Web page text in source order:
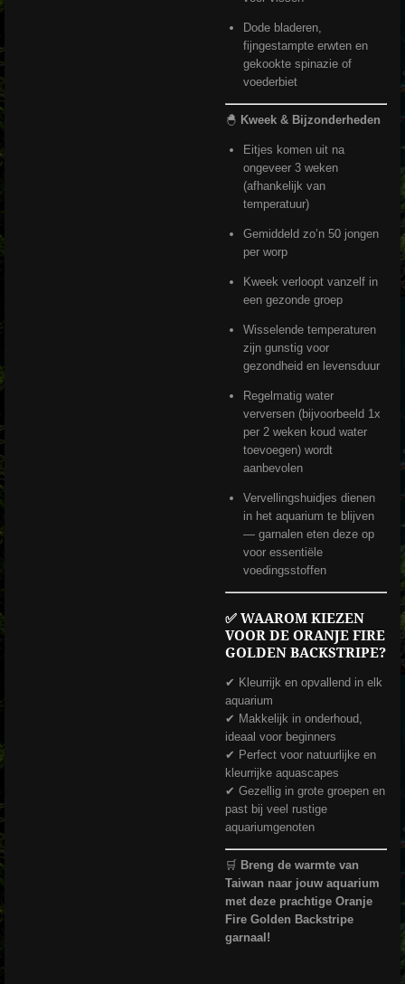
Dode bladeren,
fijngestampte erwten en
gekookte spinazie of
voederbiet
🐣 Kweek & Bijzonderheden
Eitjes komen uit na
ongeveer 3 weken
(afhankelijk van
temperatuur)
Gemiddeld zo’n 50 jongen
per worp
Kweek verloopt vanzelf in
een gezonde groep
Wisselende temperaturen
zijn gunstig voor
gezondheid en levensduur
Regelmatig water
verversen (bijvoorbeeld 1x
per 2 weken koud water
toevoegen) wordt
aanbevolen
Vervellingshuidjes dienen
in het aquarium te blijven
— garnalen eten deze op
voor essentiële
voedingsstoffen
✅ WAAROM KIEZEN
VOOR DE ORANJE FIRE
GOLDEN BACKSTRIPE?
✔ Kleurrijk en opvallend in elk
aquarium
✔ Makkelijk in onderhoud,
ideaal voor beginners
✔ Perfect voor natuurlijke en
kleurrijke aquascapes
✔ Gezellig in grote groepen en
past bij veel rustige
aquariumgenoten
🛒 Breng de warmte van
Taiwan naar jouw aquarium
met deze prachtige Oranje
Fire Golden Backstripe
garnaal!